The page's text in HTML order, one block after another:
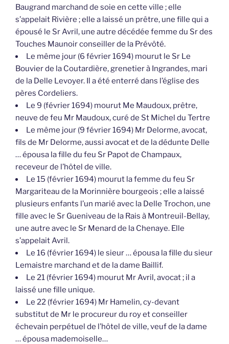
Baugrand marchand de soie en cette ville ; elle
s’appelait Rivière ; elle a laissé un prêtre, une fille qui a
épousé le Sr Avril, une autre décédée femme du Sr des
Touches Maunoir conseiller de la Prévôté.
Le même jour (6 février 1694) mourut le Sr Le
Bouvier de la Coutardière, grenetier à Ingrandes, mari
de la Delle Levoyer. Il a été enterré dans l’église des
pères Cordeliers.
Le 9 (février 1694) mourut Me Maudoux, prêtre,
neuve de feu Mr Maudoux, curé de St Michel du Tertre
Le même jour (9 février 1694) Mr Delorme, avocat,
fils de Mr Delorme, aussi avocat et de la dédunte Delle
… épousa la fille du feu Sr Papot de Champaux,
receveur de l’hôtel de ville.
Le 15 (février 1694) mourut la femme du feu Sr
Margariteau de la Morinnière bourgeois ; elle a laissé
plusieurs enfants l’un marié avec la Delle Trochon, une
fille avec le Sr Gueniveau de la Rais à Montreuil-Bellay,
une autre avec le Sr Menard de la Chenaye. Elle
s’appelait Avril.
Le 16 (février 1694) le sieur … épousa la fille du sieur
Lemaistre marchand et de la dame Baillif.
Le 21 (février 1694) mourut Mr Avril, avocat ; il a
laissé une fille unique.
Le 22 (février 1694) Mr Hamelin, cy-devant
substitut de Mr le procureur du roy et conseiller
échevain perpétuel de l’hôtel de ville, veuf de la dame
… épousa mademoiselle…